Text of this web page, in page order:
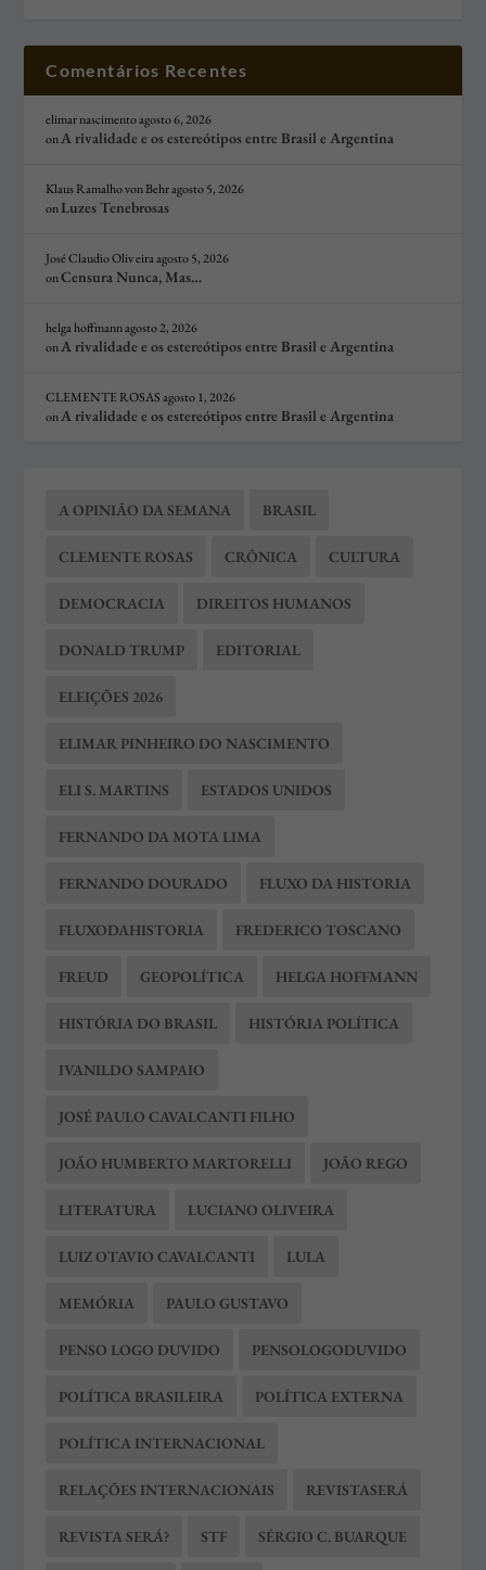
Comentários Recentes
elimar nascimentoagosto 6, 2026
onA rivalidade e os estereótipos entre Brasil e Argentina
Klaus Ramalho von Behragosto 5, 2026
onLuzes Tenebrosas
José Claudio Oliv eiraagosto 5, 2026
onCensura Nunca, Mas…
helga hoffmannagosto 2, 2026
onA rivalidade e os estereótipos entre Brasil e Argentina
CLEMENTE ROSAS agosto 1, 2026
onA rivalidade e os estereótipos entre Brasil e Argentina
A OPINIÃO DA SEMANA BRASIL
CLEMENTE ROSAS CRÔNICA CULTURA
DEMOCRACIA DIREITOS HUMANOS
DONALD TRUMP EDITORIAL
ELEIÇÕES 2026
ELIMAR PINHEIRO DO NASCIMENTO
ELI S. MARTINS ESTADOS UNIDOS
FERNANDO DA MOTA LIMA
FERNANDO DOURADO FLUXO DA HISTORIA
FLUXODAHISTORIA FREDERICO TOSCANO
FREUD GEOPOLÍTICA HELGA HOFFMANN
HISTÓRIA DO BRASIL HISTÓRIA POLÍTICA
IVANILDO SAMPAIO
JOSÉ PAULO CAVALCANTI FILHO
JOÃO HUMBERTO MARTORELLI JOÃO REGO
LITERATURA LUCIANO OLIVEIRA
LUIZ OTAVIO CAVALCANTI LULA
MEMÓRIA PAULO GUSTAVO
PENSO LOGO DUVIDO PENSOLOGODUVIDO
POLÍTICA BRASILEIRA POLÍTICA EXTERNA
POLÍTICA INTERNACIONAL
RELAÇÕES INTERNACIONAIS REVISTASERÁ
REVISTA SERÁ? STF SÉRGIO C. BUARQUE